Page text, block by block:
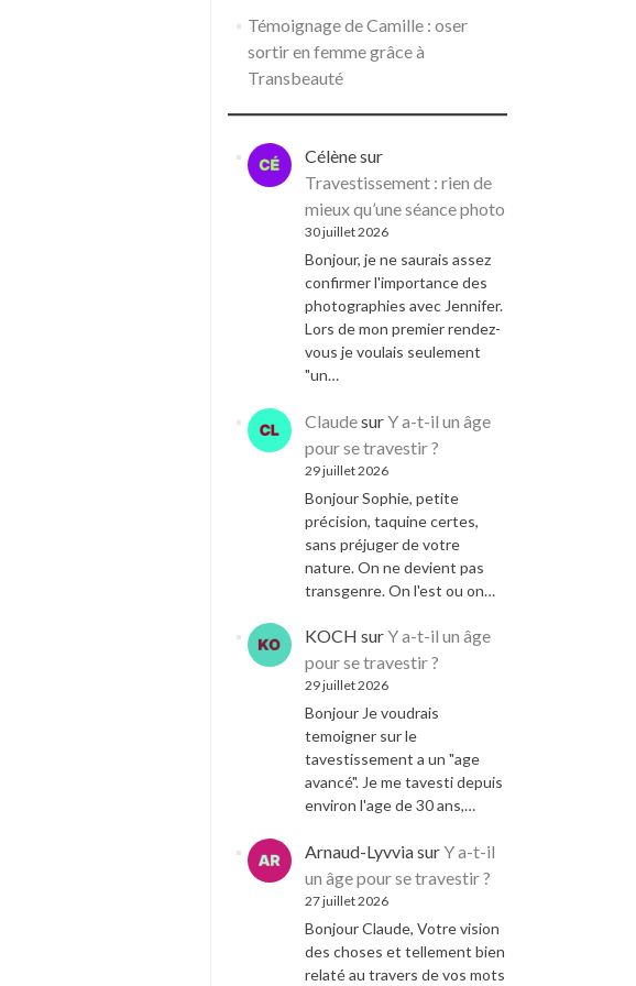
Témoignage de Camille : oser
sortir en femme grâce à
Transbeauté
Célènesur
Travestissement : rien de
mieux qu’une séance photo
30 juillet 2026
Bonjour, je ne saurais assez
confirmer l'importance des
photographies avec Jennifer.
Lors de mon premier rendez-
vous je voulais seulement
"un…
ClaudesurY a-t-il un âge
pour se travestir ?
29 juillet 2026
Bonjour Sophie, petite
précision, taquine certes,
sans préjuger de votre
nature. On ne devient pas
transgenre. On l'est ou on…
KOCH surY a-t-il un âge
pour se travestir ?
29 juillet 2026
Bonjour Je voudrais
temoigner sur le
tavestissement a un "age
avancé". Je me tavesti depuis
environ l'age de 30 ans,…
Arnaud-LyvviasurY a-t-il
un âge pour se travestir ?
27 juillet 2026
Bonjour Claude, Votre vision
des choses et tellement bien
relaté au travers de vos mots